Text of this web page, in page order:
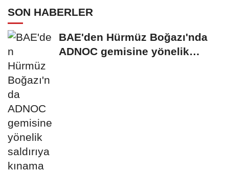
SON HABERLER
BAE'den Hürmüz Boğazı'nda
ADNOC gemisine yönelik